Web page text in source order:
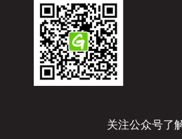
关注公众号了